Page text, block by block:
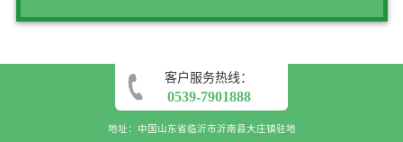
客户服务热线：
0539-7901888
地址：中国山东省临沂市沂南县大庄镇驻地